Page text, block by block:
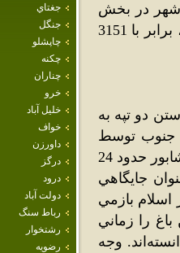
جغتاي
جنگل
چاپشلو
چکنه
چناران
خرو
خليل آباد
خواف
داورزن
درگز
درود
دولت آباد
رباط سنگ
رشتخوار
رضويه
شهر در بخش
زبرخان شهرستان نيشابور قرار دارد.جمعيت اين شهر در سال 1385، برابر با 3151
دو تپه به
جنوب توسط
خياباني شمالي – جنوبي به جاده نيشابور – مشهد اتصال مي‌يابد. از نيشابور حدود 24
به عنوان جايگاهي
بازمي
را زماني
وجه